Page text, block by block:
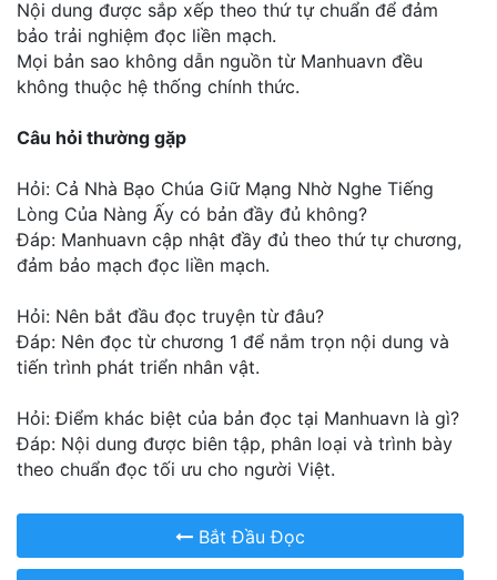
Nội dung được sắp xếp theo thứ tự chuẩn để đảm
bảo trải nghiệm đọc liền mạch.
Mọi bản sao không dẫn nguồn từ Manhuavn đều
không thuộc hệ thống chính thức.
Câu hỏi thường gặp
Hỏi: Cả Nhà Bạo Chúa Giữ Mạng Nhờ Nghe Tiếng
Lòng Của Nàng Ấy có bản đầy đủ không?
Đáp: Manhuavn cập nhật đầy đủ theo thứ tự chương,
đảm bảo mạch đọc liền mạch.
Hỏi: Nên bắt đầu đọc truyện từ đâu?
Đáp: Nên đọc từ chương 1 để nắm trọn nội dung và
tiến trình phát triển nhân vật.
Hỏi: Điểm khác biệt của bản đọc tại Manhuavn là gì?
Đáp: Nội dung được biên tập, phân loại và trình bày
theo chuẩn đọc tối ưu cho người Việt.
Bắt Đầu Đọc